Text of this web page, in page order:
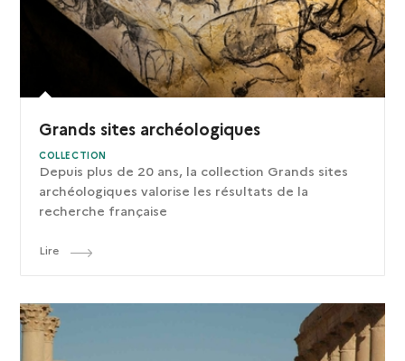
Grands sites archéologiques
COLLECTION
Depuis plus de 20 ans, la collection Grands sites
archéologiques valorise les résultats de la
recherche française
Lire